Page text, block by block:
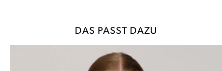
DAS PASST DAZU